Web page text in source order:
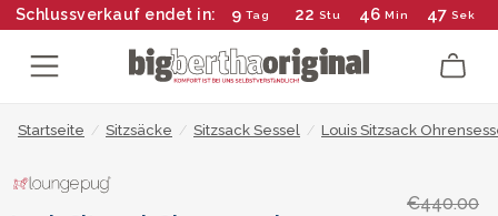
Schlussverkauf endet in: 9 Tag 22 Stu 46 Min 46 Sek
Startseite / Sitzsäcke / Sitzsack Sessel / Louis Sitzsack
€440.00